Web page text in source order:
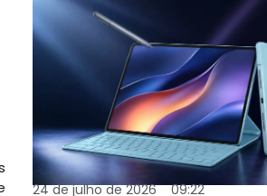
24 de julho de 2026 09:22